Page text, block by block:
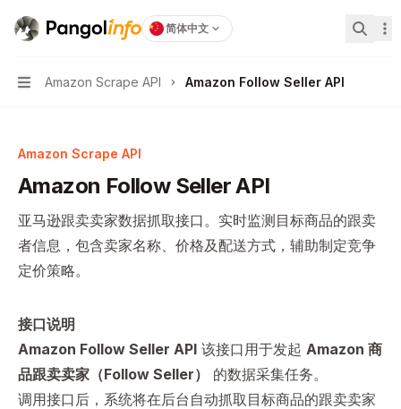
Pangolinfohome page简体中文
搜索...
Navigation
Amazon Scrape API Amazon Follow Seller API
Amazon Scrape API
Amazon Follow Seller API
亚马逊跟卖卖家数据抓取接口。实时监测目标商品的跟卖
者信息，包含卖家名称、价格及配送方式，辅助制定竞争
定价策略。
接口说明
Amazon Follow Seller API 该接口用于发起 Amazon 商
品跟卖卖家（Follow Seller）
的数据采集任务。
调用接口后，系统将在后台自动抓取目标商品的跟卖卖家